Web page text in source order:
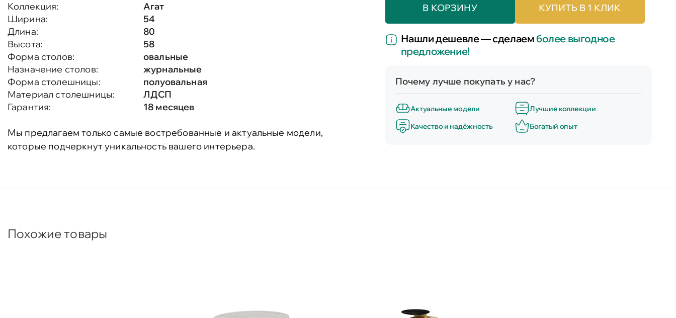
Коллекция:
Агат
Ширина:
54
Длина:
80
Высота:
58
Форма столов:
овальные
Назначение столов:
журнальные
Форма столешницы:
полуовальная
Материал столешницы:
ЛДСП
Гарантия:
18 месяцев
Мы предлагаем только самые востребованные и актуальные модели,
которые подчеркнут уникальность вашего интерьера.
В КОРЗИНУ КУПИТЬ В 1 КЛИК
Нашли дешевле — сделаемболее выгодное
предложение!
Почему лучше покупать у нас?
Актуальные модели
Лучшие коллекции
Качество и надёжность
Богатый опыт
Похожие товары